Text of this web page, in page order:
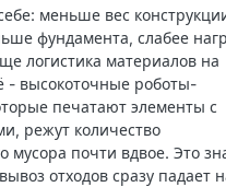
меньше вес
фундамента, слабее
логистика материалов на
- высокоточные роботы-
печатают элементы с
режут количество
мусора почти вдвое. Это
отходов сразу падает